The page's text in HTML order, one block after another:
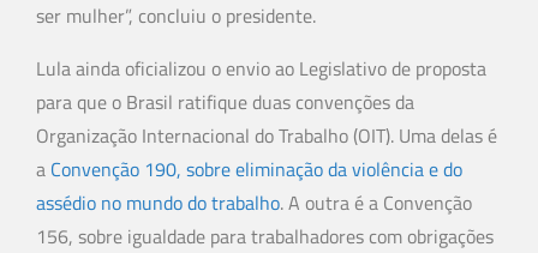
ser mulher”, concluiu o presidente.
Lula ainda oficializou o envio ao Legislativo de proposta
para que o Brasil ratifique duas convenções da
Organização Internacional do Trabalho (OIT). Uma delas é
a Convenção 190, sobre eliminação da violência e do
assédio no mundo do trabalho. A outra é a Convenção
156, sobre igualdade para trabalhadores com obrigações